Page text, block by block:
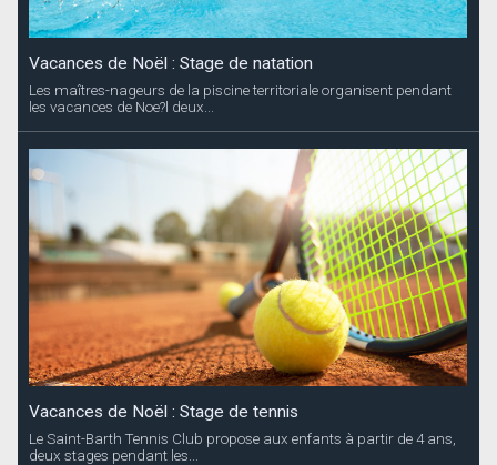
Vacances de Noël : Stage de natation
Les maîtres-nageurs de la piscine territoriale organisent pendant
les vacances de Noe?l deux...
Vacances de Noël : Stage de tennis
Le Saint-Barth Tennis Club propose aux enfants à partir de 4 ans,
deux stages pendant les...